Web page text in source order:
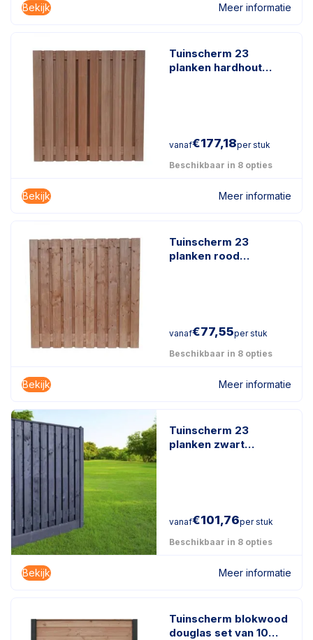
Bekijk Meer informatie
Tuinscherm 23
planken hardhout
vanaf€177,18per stuk
Beschikbaar in 8 opties
Bekijk Meer informatie
Tuinscherm 23
planken rood
vanaf€77,55per stuk
Beschikbaar in 8 opties
Bekijk Meer informatie
Tuinscherm 23
planken zwart
vanaf€101,76per stuk
Beschikbaar in 8 opties
Bekijk Meer informatie
Tuinscherm blokwood
douglas set van 10